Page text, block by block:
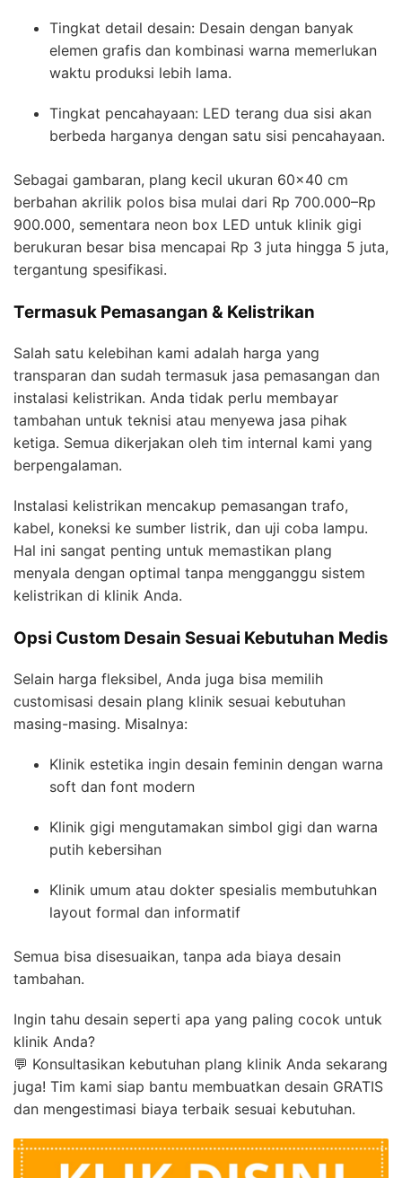
Tingkat detail desain: Desain dengan banyak
elemen grafis dan kombinasi warna memerlukan
waktu produksi lebih lama.
Tingkat pencahayaan: LED terang dua sisi akan
berbeda harganya dengan satu sisi pencahayaan.
Sebagai gambaran, plang kecil ukuran 60×40 cm
berbahan akrilik polos bisa mulai dari Rp 700.000–Rp
900.000, sementara neon box LED untuk klinik gigi
berukuran besar bisa mencapai Rp 3 juta hingga 5 juta,
tergantung spesifikasi.
Termasuk Pemasangan & Kelistrikan
Salah satu kelebihan kami adalah harga yang
transparan dan sudah termasuk jasa pemasangan dan
instalasi kelistrikan. Anda tidak perlu membayar
tambahan untuk teknisi atau menyewa jasa pihak
ketiga. Semua dikerjakan oleh tim internal kami yang
berpengalaman.
Instalasi kelistrikan mencakup pemasangan trafo,
kabel, koneksi ke sumber listrik, dan uji coba lampu.
Hal ini sangat penting untuk memastikan plang
menyala dengan optimal tanpa mengganggu sistem
kelistrikan di klinik Anda.
Opsi Custom Desain Sesuai Kebutuhan Medis
Selain harga fleksibel, Anda juga bisa memilih
customisasi desain plang klinik sesuai kebutuhan
masing-masing. Misalnya:
Klinik estetika ingin desain feminin dengan warna
soft dan font modern
Klinik gigi mengutamakan simbol gigi dan warna
putih kebersihan
Klinik umum atau dokter spesialis membutuhkan
layout formal dan informatif
Semua bisa disesuaikan, tanpa ada biaya desain
tambahan.
Ingin tahu desain seperti apa yang paling cocok untuk
klinik Anda?
💬 Konsultasikan kebutuhan plang klinik Anda sekarang
juga! Tim kami siap bantu membuatkan desain GRATIS
dan mengestimasi biaya terbaik sesuai kebutuhan.